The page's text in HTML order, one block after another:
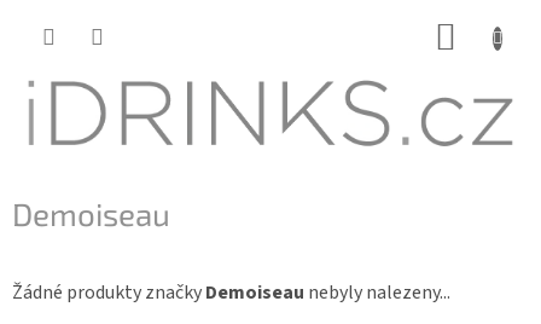
Demoiseau
Žádné produkty značkyDemoiseau nebyly nalezeny...